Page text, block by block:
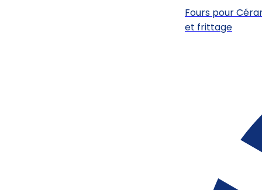
Fours pour
et frittage